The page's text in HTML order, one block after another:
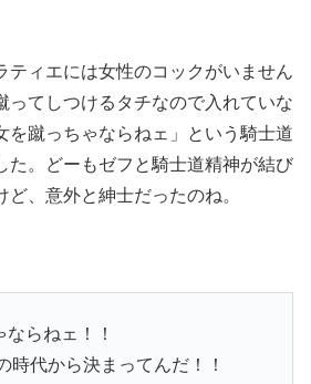
ティエには女性のコックがいません
ってしつけるタチなので入れていな
を蹴っちゃならねェ」という騎士道
た。どーもゼフと騎士道精神が結び
、意外と紳士だったのね。
らねェ！！
時代から決まってんだ！！